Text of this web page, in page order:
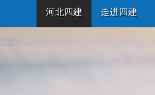
河北四建 走进四建